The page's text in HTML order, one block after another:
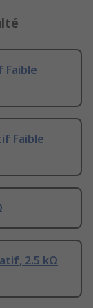
Faible
Faible
2.5 kΩ